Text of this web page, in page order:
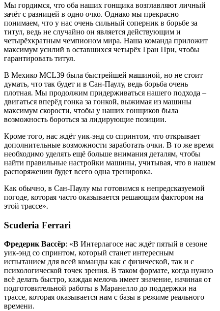
Мы гордимся, что оба наших гонщика возглавляют личный
зачёт с разницей в одно очко. Однако мы прекрасно
понимаем, что у нас очень сильный соперник в борьбе за
титул, ведь не случайно он является действующим и
четырёхкратным чемпионом мира. Наша команда приложит
максимум усилий в оставшихся четырёх Гран При, чтобы
гарантировать титул.
В Мехико MCL39 была быстрейшей машиной, но не стоит
думать, что так будет и в Сан-Паулу, ведь борьба очень
плотная. Мы продолжим придерживаться нашего подхода –
двигаться вперёд гонка за гонкой, выжимая из машины
максимум скорости, чтобы у наших гонщиков была
возможность бороться за лидирующие позиции.
Кроме того, нас ждёт уик-энд со спринтом, что открывает
дополнительные возможности заработать очки. В то же время
необходимо уделять ещё больше внимания деталям, чтобы
найти правильные настройки машины, учитывая, что в нашем
распоряжении будет всего одна тренировка.
Как обычно, в Сан-Паулу мы готовимся к непредсказуемой
погоде, которая часто оказывается решающим фактором на
этой трассе».
Scuderia Ferrari
Фредерик Вассёр: «В Интерлагосе нас ждёт пятый в сезоне
уик-энд со спринтом, который станет интересным
испытанием для всей команды как с физической, так и с
психологической точек зрения. В таком формате, когда нужно
всё делать быстро, каждая мелочь имеет значение, начиная от
подготовительной работы в Маранелло до поддержки на
трассе, которая оказывается нам с базы в режиме реального
времени.